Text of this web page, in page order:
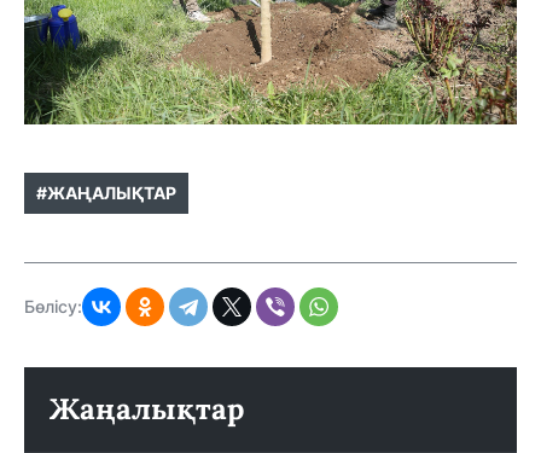
#ЖАҢАЛЫҚТАР
Бөлісу:
Жаңалықтар